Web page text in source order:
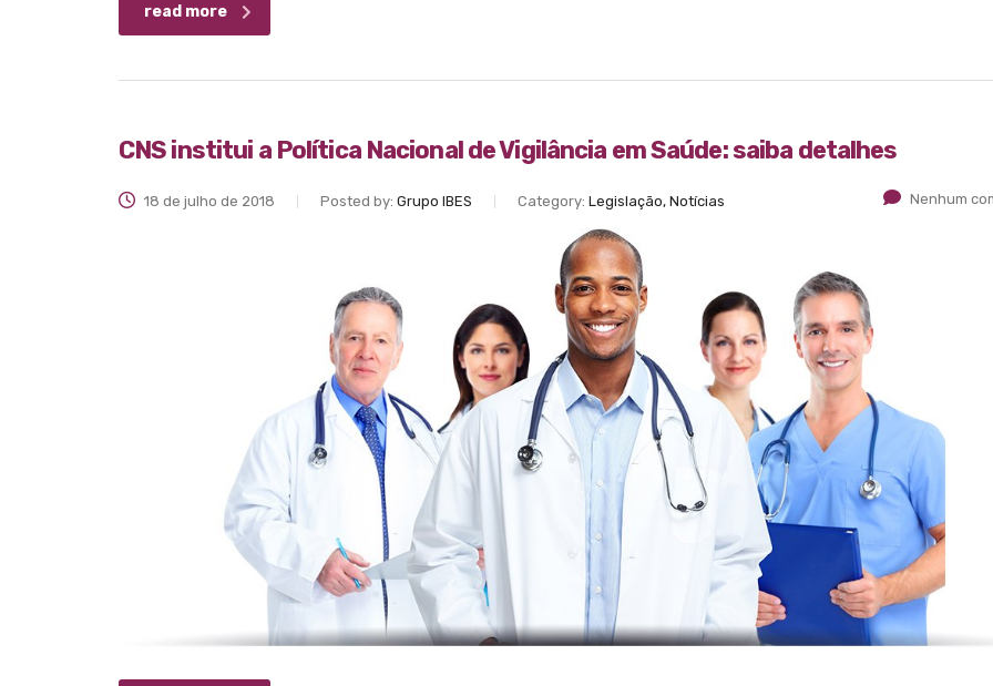
read more
CNS institui a Política Nacional de Vigilância em Saúde: saiba detalhes
18 de julho de 2018 Posted by: Grupo IBES Category: Legislação, Notícias Nenhum